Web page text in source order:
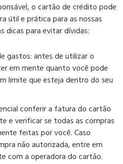
o cartão de crédito pode
útil e prática para as nossas
dicas para evitar dívidas:
gastos:antes de utilizar o
em mente quanto você pode
limite que esteja dentro do seu
conferir a fatura do cartão
e verificar se todas as compras
feitas por você. Caso
não autorizada, entre em
com a operadora do cartão.